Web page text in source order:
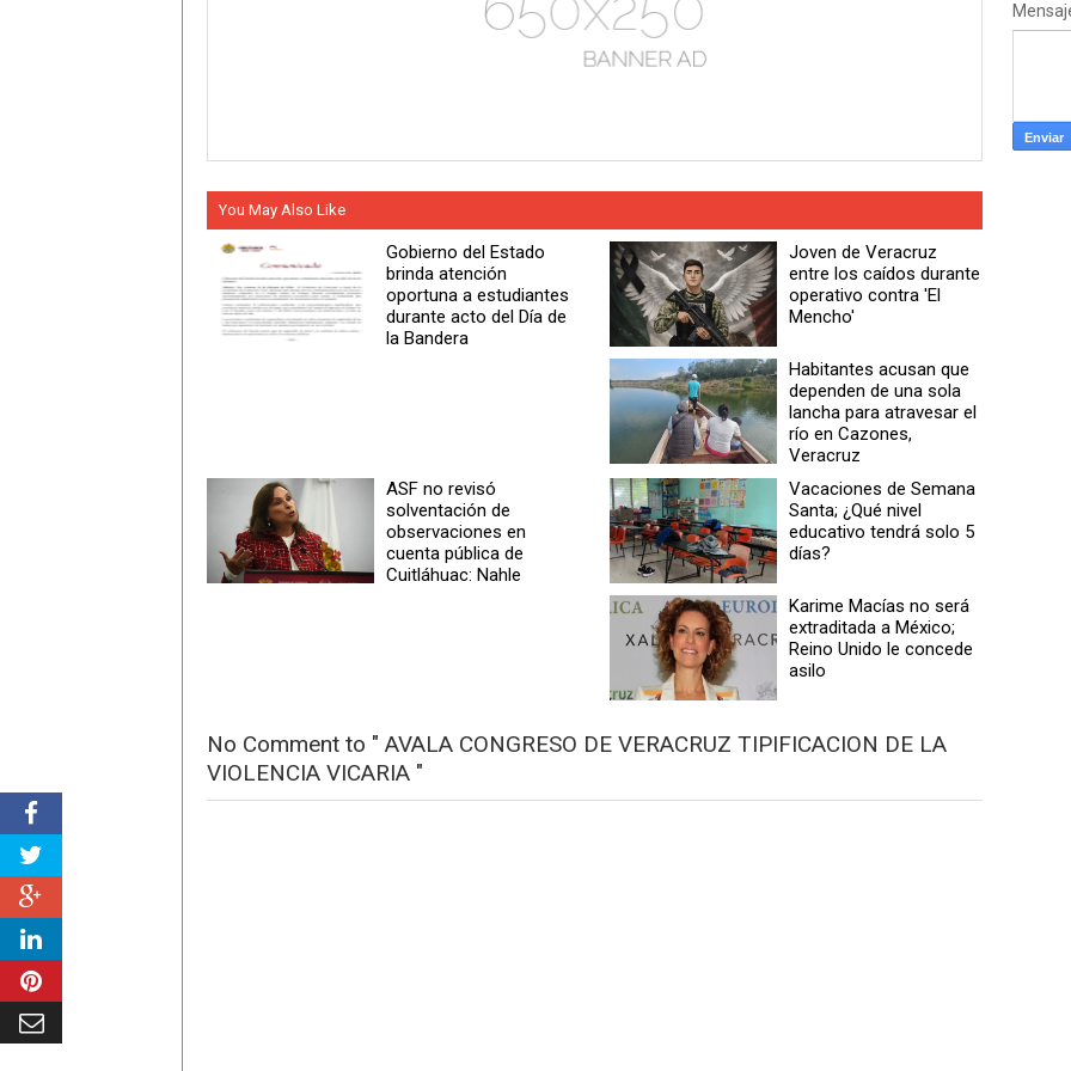
You May Also Like
Gobierno del Estado
brinda atención
oportuna a estudiantes
durante acto del Día de
la Bandera
Joven de Veracruz
entre los caídos durante
operativo contra 'El
Mencho'
Habitantes acusan que
dependen de una sola
lancha para atravesar el
río en Cazones,
Veracruz
ASF no revisó
solventación de
observaciones en
cuenta pública de
Cuitláhuac: Nahle
Vacaciones de Semana
Santa; ¿Qué nivel
educativo tendrá solo 5
días?
Karime Macías no será
extraditada a México;
Reino Unido le concede
asilo
No Comment to " AVALA CONGRESO DE VERACRUZ TIPIFICACION DE LA
VIOLENCIA VICARIA "